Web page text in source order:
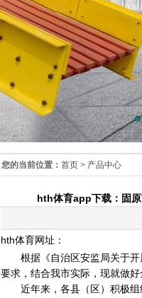
您的当前位置： 首页 > 产品中心
hth体育app下载：固
hth体育网址：
根据《自治区安监局关于开
要求，结合我市实际，现就做
近年来，各县（区）积极组